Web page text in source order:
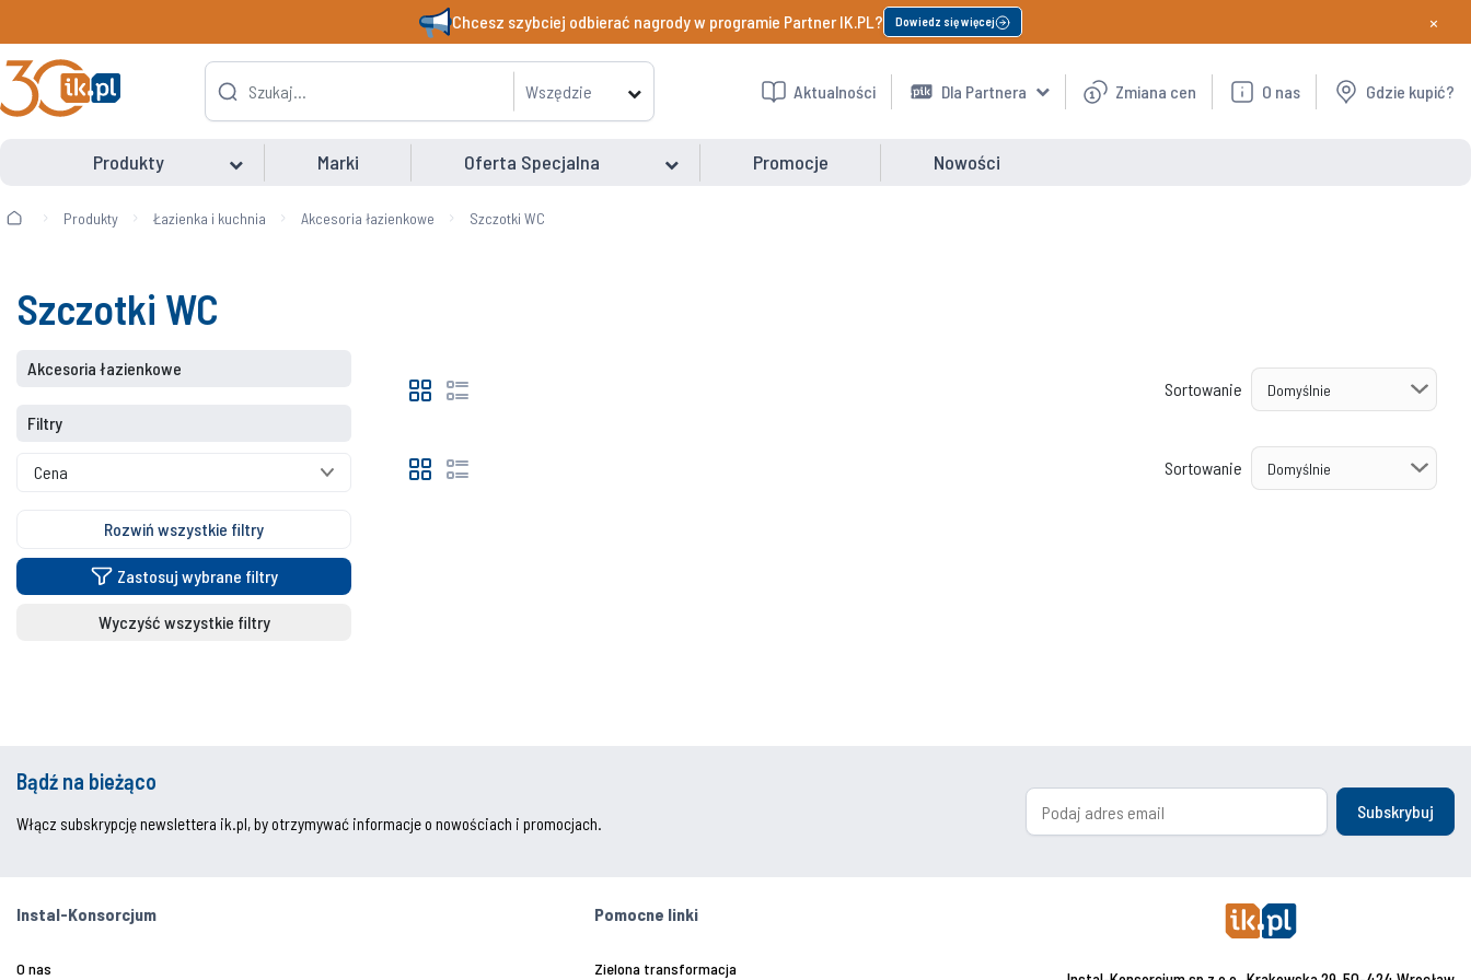
Chcesz szybciej odbierać nagrody w programie Partner IK.PL? Dowiedz się więcej ×
Wszędzie Aktualności Dla Partnera Zmiana cen O nas Gdzie kupić?
Produkty Marki Oferta Specjalna Promocje Nowości
Produkty Łazienka i kuchnia Akcesoria łazienkowe Szczotki WC
Szczotki WC
Akcesoria łazienkowe
Filtry
Cena
Rozwiń wszystkie filtry
Zastosuj wybrane filtry
Wyczyść wszystkie filtry
Sortowanie
Sortowanie
Bądź na bieżąco
Włącz subskrypcję newslettera ik.pl, by otrzymywać informacje o nowościach i promocjach.
Subskrybuj
Instal-Konsorcjum
O nas
Pomocne linki
Zielona transformacja